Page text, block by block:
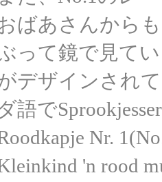
ばあさんから
って鏡で見て
デザインされ
語で
Nr.
'n rood